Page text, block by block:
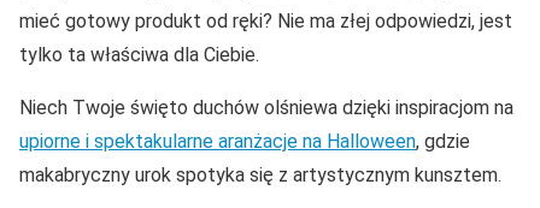
mieć gotowy produkt od ręki? Nie ma złej odpowiedzi, jest
tylko ta właściwa dla Ciebie.
Niech Twoje święto duchów olśniewa dzięki inspiracjom na
upiorne i spektakularne aranżacje na Halloween, gdzie
makabryczny urok spotyka się z artystycznym kunsztem.